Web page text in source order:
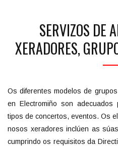
SERVIZOS DE
XERADORES,
Os diferentes modelos de
en Electromiño son
tipos de concertos, eventos. Os
nosos xeradores inclúen as
cumprindo os requisitos da